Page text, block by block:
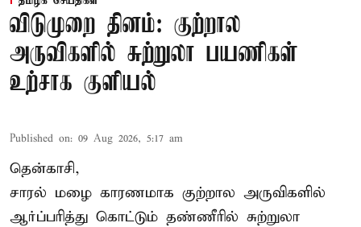
விடுமுறை தினம்: குற்றால
அருவிகளில் சுற்றுலா பயணிகள்
உற்சாக குளியல்
Published on: 09 Aug 2026, 5:17 am
தென்காசி,
சாரல் மழை காரணமாக குற்றால அருவிகளில்
ஆர்ப்பரித்து கொட்டும் தண்ணீரில் சுற்றுலா